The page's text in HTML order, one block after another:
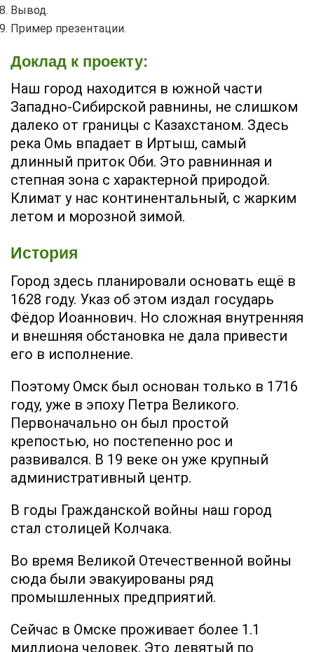
Вывод.
Пример презентации.
Доклад к проекту:
Наш город находится в южной части
Западно-Сибирской равнины, не слишком
далеко от границы с Казахстаном. Здесь
река Омь впадает в Иртыш, самый
длинный приток Оби. Это равнинная и
степная зона с характерной природой.
Климат у нас континентальный, с жарким
летом и морозной зимой.
История
Город здесь планировали основать ещё в
1628 году. Указ об этом издал государь
Фёдор Иоаннович. Но сложная внутренняя
и внешняя обстановка не дала привести
его в исполнение.
Поэтому Омск был основан только в 1716
году, уже в эпоху Петра Великого.
Первоначально он был простой
крепостью, но постепенно рос и
развивался. В 19 веке он уже крупный
административный центр.
В годы Гражданской войны наш город
стал столицей Колчака.
Во время Великой Отечественной войны
сюда были эвакуированы ряд
промышленных предприятий.
Сейчас в Омске проживает более 1.1
миллиона человек. Это девятый по